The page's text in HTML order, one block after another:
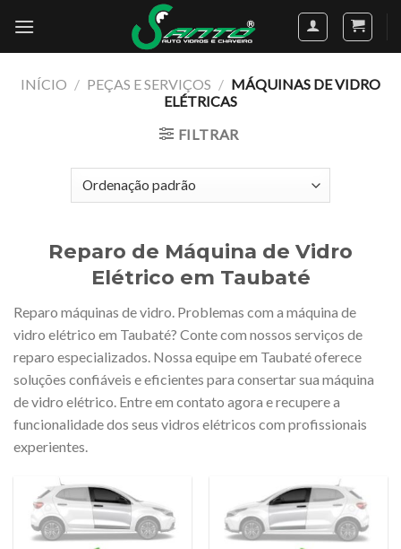
content
INÍCIO / PEÇAS E SERVIÇOS / MÁQUINAS DE VIDRO
ELÉTRICAS
FILTRAR
Reparo de Máquina de Vidro
Elétrico em Taubaté
Reparo máquinas de vidro. Problemas com a máquina de
vidro elétrico em Taubaté? Conte com nossos serviços de
reparo especializados. Nossa equipe em Taubaté oferece
soluções confiáveis e eficientes para consertar sua máquina
de vidro elétrico. Entre em contato agora e recupere a
funcionalidade dos seus vidros elétricos com profissionais
experientes.